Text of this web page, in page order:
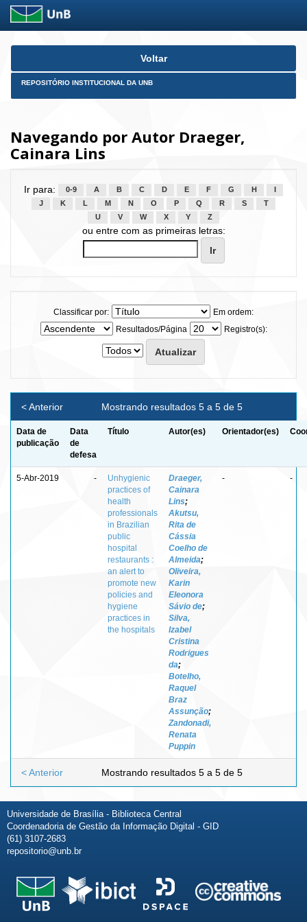
Skip
Voltar
REPOSITÓRIO INSTITUCIONAL DA UNB
Navegando por Autor Draeger,
Cainara Lins
Ir para: 0-9 A B C D E F G H
J
K L M N O P Q R S
T
U
V W X Y Z
ou entre com as primeiras letras:
Classificar por:
Em ordem:
Resultados/Página
Registro(s):
Mostrando resultados 5 a 5 de 5
< Anterior
Data de
publicação
Data
de
defesa
Título Autor(es) Orientador(es)
5-Abr-2019 -
Unhygienic
practices of
health
professionals
in Brazilian
public
hospital
restaurants :
an alert to
promote new
policies and
hygiene
practices in
the hospitals
Draeger,
Cainara
Lins;
Akutsu,
Rita de
Cássia
Coelho de
Almeida;
Oliveira,
Karin
Eleonora
Sávio de;
Silva,
Izabel
Cristina
Rodrigues
da;
Botelho,
Raquel
Braz
Assunção;
Zandonadi,
Renata
Puppin
- -
Mostrando resultados 5 a 5 de 5
< Anterior
Universidade de Brasília - Biblioteca Central
Coordenadoria de Gestão da Informação Digital - GID
(61) 3107-2683
repositorio@unb.br